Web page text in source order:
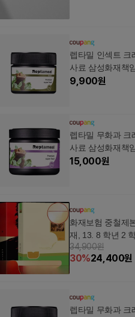
렙타밀 인섹트 크
사료 삼성화재책
9,900원
렙타밀 무화과 크
사료 삼성화재책
15,000원
화재보험 중철제
재, 13. 8 학년 2
34,900원
30%24,400원
렙타밀 무화과 크